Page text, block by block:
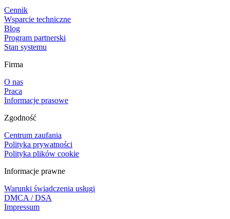
Cennik
Wsparcie techniczne
Blog
Program partnerski
Stan systemu
Firma
O nas
Praca
Informacje prasowe
Zgodność
Centrum zaufania
Polityka prywatności
Polityka plików cookie
Informacje prawne
Warunki świadczenia usługi
DMCA / DSA
Impressum